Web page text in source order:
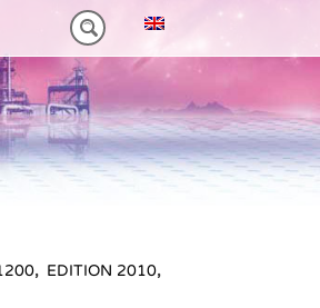
SERIE
, EDITION 2010,